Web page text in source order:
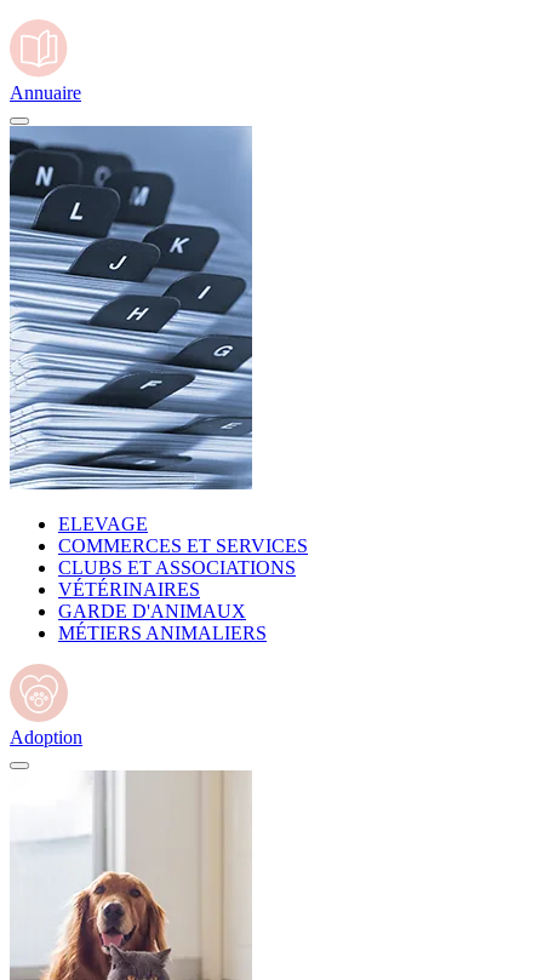
Annuaire
ELEVAGE
COMMERCES ET SERVICES
CLUBS ET ASSOCIATIONS
VÉTÉRINAIRES
GARDE D'ANIMAUX
MÉTIERS ANIMALIERS
Adoption